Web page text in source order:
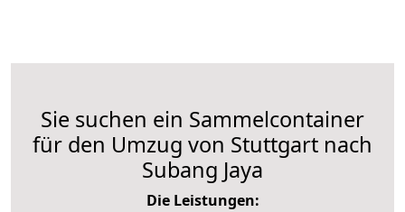
Sie suchen ein Sammelcontainer
für den Umzug von Stuttgart nach
Subang Jaya
Die Leistungen: